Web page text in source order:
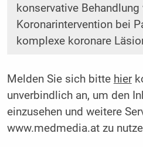
konservative Behandlung
Koronarintervention bei
komplexe koronare
Melden Sie sich bitte hier
unverbindlich an, um den
einzusehen und weitere
www.medmedia.at zu